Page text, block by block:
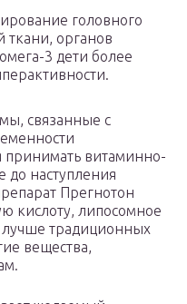
головного
ткани, органов
3 дети более
связанные с
принимать витаминно-
наступления
Прегнотон
кислоту, липосомное
лучше традиционных
вещества,